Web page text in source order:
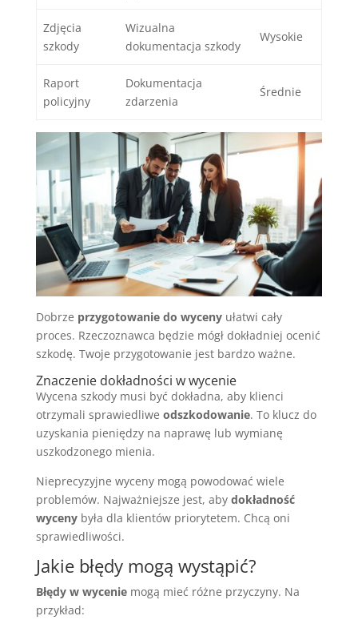
Zdjęcia
szkody
Wizualna
dokumentacja szkody
Wysokie
Raport
policyjny
Dokumentacja
zdarzenia
Średnie
Dobrze przygotowanie do wycenyułatwi cały
proces. Rzeczoznawca będzie mógł dokładniej ocenić
szkodę. Twoje przygotowanie jest bardzo ważne.
Znaczenie dokładności w wycenie
Wycena szkody musi być dokładna, aby klienci
otrzymali sprawiedliwe odszkodowanie. To klucz do
uzyskania pieniędzy na naprawę lub wymianę
uszkodzonego mienia.
Nieprecyzyjne wyceny mogą powodować wiele
problemów. Najważniejsze jest, aby dokładność
wycenybyła dla klientów priorytetem. Chcą oni
sprawiedliwości.
Jakie błędy mogą wystąpić?
Błędy w wyceniemogą mieć różne przyczyny. Na
przykład: